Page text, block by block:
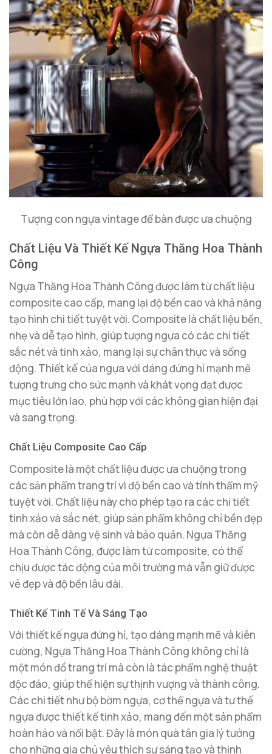
Tượng con ngựa vintage để bàn được ưa chuộng
Chất Liệu Và Thiết Kế Ngựa Thăng Hoa Thành
Công
Ngựa Thăng Hoa Thành Công được làm từ chất liệu
composite cao cấp, mang lại độ bền cao và khả năng
tạo hình chi tiết tuyệt vời. Composite là chất liệu bền,
nhẹ và dễ tạo hình, giúp tượng ngựa có các chi tiết
sắc nét và tinh xảo, mang lại sự chân thực và sống
động. Thiết kế của ngựa với dáng đứng hí mạnh mẽ
tượng trưng cho sức mạnh và khát vọng đạt được
mục tiêu lớn lao, phù hợp với các không gian hiện đại
và sang trọng.
Chất Liệu Composite Cao Cấp
Composite là một chất liệu được ưa chuộng trong
các sản phẩm trang trí vì độ bền cao và tính thẩm mỹ
tuyệt vời. Chất liệu này cho phép tạo ra các chi tiết
tinh xảo và sắc nét, giúp sản phẩm không chỉ bền đẹp
mà còn dễ dàng vệ sinh và bảo quản. Ngựa Thăng
Hoa Thành Công, được làm từ composite, có thể
chịu được tác động của môi trường mà vẫn giữ được
vẻ đẹp và độ bền lâu dài.
Thiết Kế Tinh Tế Và Sáng Tạo
Với thiết kế ngựa đứng hí, tạo dáng mạnh mẽ và kiên
cường, Ngựa Thăng Hoa Thành Công không chỉ là
một món đồ trang trí mà còn là tác phẩm nghệ thuật
độc đáo, giúp thể hiện sự thịnh vượng và thành công.
Các chi tiết như bộ bờm ngựa, cơ thể ngựa và tư thế
ngựa được thiết kế tinh xảo, mang đến một sản phẩm
hoàn hảo và nổi bật. Đây là món quà tân gia lý tưởng
cho những gia chủ yêu thích sự sáng tạo và thịnh